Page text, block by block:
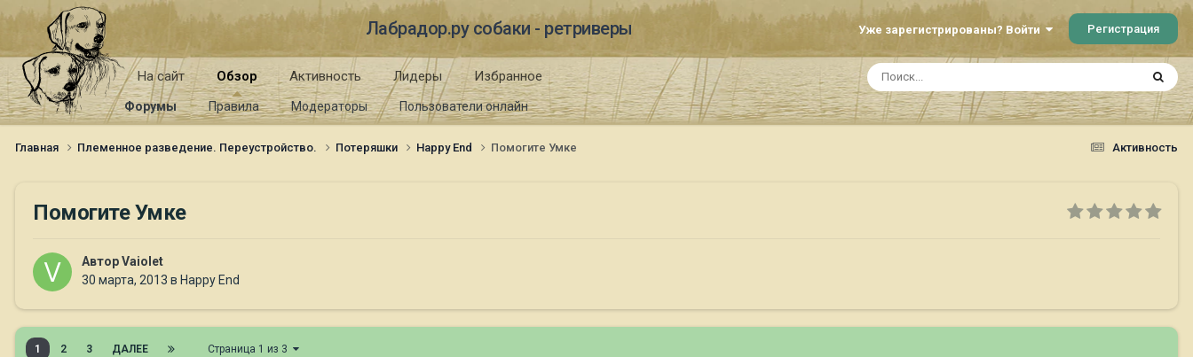
Лабрадор.ру собаки - ретриверы Уже зарегистрированы? Войти Регистрация
На сайт Обзор
Форумы Правила Модераторы Пользователи онлайн
Активность Лидеры Избранное
Активность
Главная Племенное разведение. Переустройство. Потеряшки Happy End Помогите Умке
Помогите Умке
АвторVaiolet
30 марта, 2013 в Happy End
1 2 3 ДАЛЕЕ Страница 1 из 3